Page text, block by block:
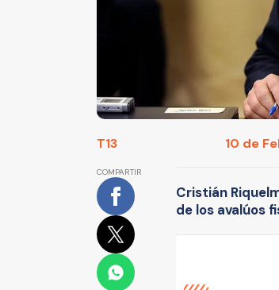
T13 10 de
COMPARTIR
Cristián
de los avalúos